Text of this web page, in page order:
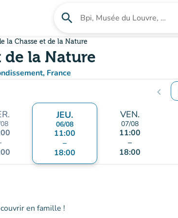
search Rechercher un établissement
la Chasse et de la Nature
de la Nature
France
Maps)
chevron_left
JEU.
06/08
11:00
–
18:00
VEN.
07/08
11:00
–
18:00
en famille !